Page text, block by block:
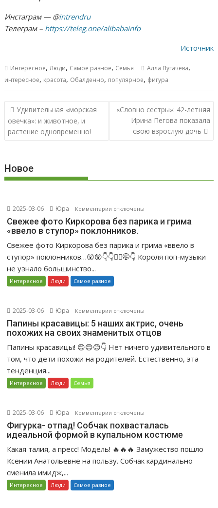
Инстаграм — @intrendru
Телеграм – https://teleg.one/alibabainfo
Источник
Интересное, Люди, Самое разное, Семья Алла Пугачева,
интересное, красота, Обалденно, популярное, фигура
Навигация
по
записям
Удивительная «морская
овечка»: и животное, и
растение одновременно!
«Словно сестры»: 42-летняя
Ирина Пегова показала
свою взрослую дочь
Новое
2025-03-06 Юра Комментарии к
записи
Свежее
Киркорова
без
в
ступор»
поклонников.
отключены
Свежее фото Киркорова без парика и грима
«ввело в ступор» поклонников.
Свежее фото Киркорова без парика и грима «ввело в
ступор» поклонников…😲😲👇👇🤦‍♀️🤭👇 Короля поп-музыки
не узнало большинство...
Интересное Люди Самое разное
2025-03-06 Юра Комментарии к
записи
Папины
наших
своих
знаменитых
отцов
отключены
Папины красавицы: 5 наших актрис, очень
похожих на своих знаменитых отцов
Папины красавицы! 😊😊😊👇 Нет ничего удивительного в
том, что дети похожи на родителей. Естественно, эта
тенденция...
Интересное Люди Семья
2025-03-06 Юра Комментарии к
записи
Фигурка-
похвасталась
отключены
Фигурка- отпад! Собчак похвасталась
идеальной формой в купальном костюме
Какая талия, а пресс! Модель! 🔥🔥🔥 Замужество пошло
Ксении Анатольевне на пользу. Собчак кардинально
сменила имидж,...
Интересное Люди Самое разное